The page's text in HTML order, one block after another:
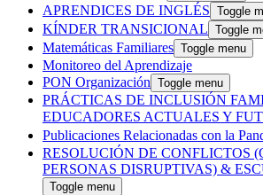
APRENDICES DE INGLÉS Toggle
KÍNDER TRANSICIONAL Toggle
Matemáticas Familiares Toggle menu
Monitoreo del Aprendizaje
PON Organización Toggle menu
PRÁCTICAS DE INCLUSIÓN
EDUCADORES ACTUALES Y
Publicaciones Relacionadas con la
RESOLUCIÓN DE CONFLICTOS
PERSONAS DISRUPTIVAS) &
Toggle menu